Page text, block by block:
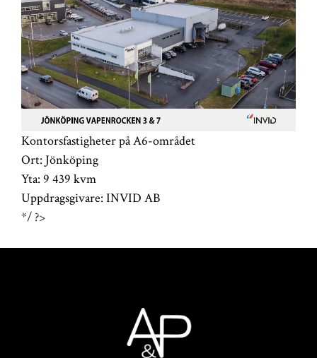
Kontorsfastigheter på A6-området
Ort: Jönköping
Yta: 9 439 kvm
Uppdragsgivare: INVID AB
*/ ?>